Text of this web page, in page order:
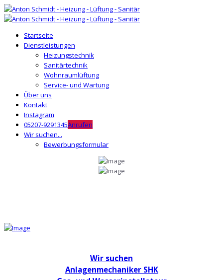
Startseite
Dienstleistungen
Heizungstechnik
Sanitärtechnik
Wohnraumlüftung
Service- und Wartung
Über uns
Kontakt
Instagram
05207-9291345Anrufen
Wir suchen...
Bewerbungsformular
Wir suchen
Anlagenmechaniker SHK